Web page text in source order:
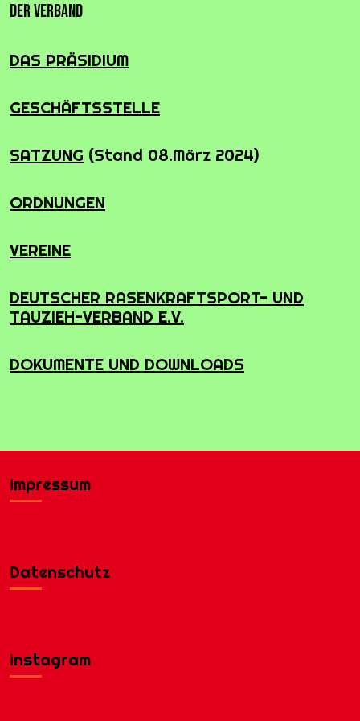
Der Verband
DAS PRÄSIDIUM
GESCHÄFTSSTELLE
SATZUNG (Stand 08.März 2024)
ORDNUNGEN
VEREINE
DEUTSCHER RASENKRAFTSPORT- UND
TAUZIEH-VERBAND E.V.
DOKUMENTE UND DOWNLOADS
Impressum
Datenschutz
Instagram